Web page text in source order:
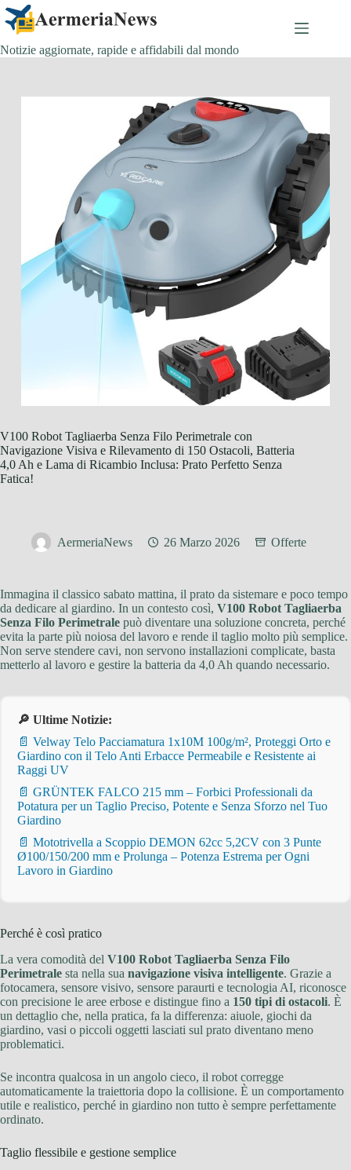
Salta
al
contenuto
Notizie aggiornate, rapide e affidabili dal mondo
V100 Robot Tagliaerba Senza Filo Perimetrale con
Navigazione Visiva e Rilevamento di 150 Ostacoli, Batteria
4,0 Ah e Lama di Ricambio Inclusa: Prato Perfetto Senza
Fatica!
AermeriaNews 26 Marzo 2026 Offerte
Immagina il classico sabato mattina, il prato da sistemare e poco tempo
da dedicare al giardino. In un contesto così, V100 Robot Tagliaerba
Senza Filo Perimetrale può diventare una soluzione concreta, perché
evita la parte più noiosa del lavoro e rende il taglio molto più semplice.
Non serve stendere cavi, non servono installazioni complicate, basta
metterlo al lavoro e gestire la batteria da 4,0 Ah quando necessario.
🔎 Ultime Notizie:
📄 Velway Telo Pacciamatura 1x10M 100g/m², Proteggi Orto e
Giardino con il Telo Anti Erbacce Permeabile e Resistente ai
Raggi UV
📄 GRÜNTEK FALCO 215 mm – Forbici Professionali da
Potatura per un Taglio Preciso, Potente e Senza Sforzo nel Tuo
Giardino
📄 Mototrivella a Scoppio DEMON 62cc 5,2CV con 3 Punte
Ø100/150/200 mm e Prolunga – Potenza Estrema per Ogni
Lavoro in Giardino
Perché è così pratico
La vera comodità del V100 Robot Tagliaerba Senza Filo
Perimetrale sta nella sua navigazione visiva intelligente. Grazie a
fotocamera, sensore visivo, sensore paraurti e tecnologia AI, riconosce
con precisione le aree erbose e distingue fino a 150 tipi di ostacoli. È
un dettaglio che, nella pratica, fa la differenza: aiuole, giochi da
giardino, vasi o piccoli oggetti lasciati sul prato diventano meno
problematici.
Se incontra qualcosa in un angolo cieco, il robot corregge
automaticamente la traiettoria dopo la collisione. È un comportamento
utile e realistico, perché in giardino non tutto è sempre perfettamente
ordinato.
Taglio flessibile e gestione semplice